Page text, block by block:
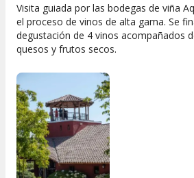
Visita guiada por las bodegas de viña
el proceso de vinos de alta gama. Se
degustación de 4 vinos acompañados
quesos y frutos secos.